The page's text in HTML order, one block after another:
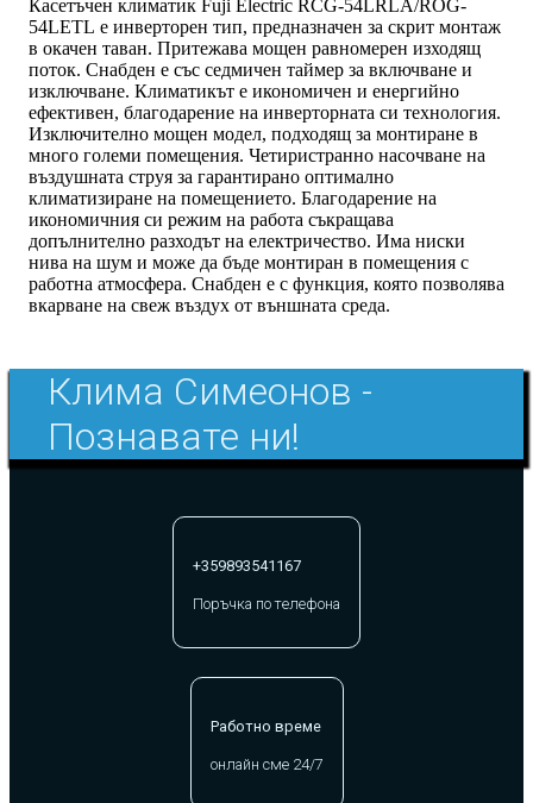
Касетъчен климатик Fuji Electric RCG-54LRLA/ROG-
54LETL е инверторен тип, предназначен за скрит монтаж
в окачен таван. Притежава мощен равномерен изходящ
поток. Снабден е със седмичен таймер за включване и
изключване. Климатикът е икономичен и енергийно
ефективен, благодарение на инверторната си технология.
Изключително мощен модел, подходящ за монтиране в
много големи помещения. Четиристранно насочване на
въздушната струя за гарантирано оптимално
климатизиране на помещението. Благодарение на
икономичния си режим на работа съкращава
допълнително разходът на електричество. Има ниски
нива на шум и може да бъде монтиран в помещения с
работна атмосфера. Снабден е с функция, която позволява
вкарване на свеж въздух от външната среда.
Клима Симеонов -
Познавате ни!
+359893541167
Поръчка по телефона
Работно време
онлайн сме 24/7